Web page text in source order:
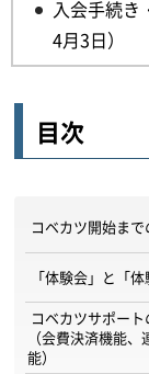
入会手続
4月3日）
目次
コベカツ開始ま
「体験会」と「体
コベカツサポー
（会費決済機能、
能）